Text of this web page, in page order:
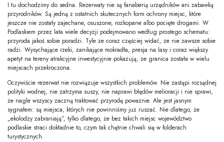
I tu dochodzimy do sedna. Rezerwaty nie są fanaberią urzędników ani zabawką
przyrodników. Są jedną z ostatnich skutecznych form ochrony miejsc, które
jeszcze nie zostały zajechane, osuszone, rozkopane albo pocięte drogami. W
Podlaskiem przez lata wiele decyzji podejmowano według prostego schematu:
przyroda jakoś sobie poradzi. Tyle że coraz częściej widać, że nie zawsze sobie
radzi. Wysychające rzeki, zanikające mokradła, presja na lasy i coraz większy
apetyt na tereny atrakcyjne inwestycyjnie pokazują, że granica została w wielu
miejscach przekroczona.
Oczywiście rezerwat nie rozwiązuje wszystkich problemów. Nie zastąpi rozsądnej
polityki wodnej, nie zatrzyma suszy, nie naprawi błędów melioracji i nie sprawi,
że nagle wszyscy zaczną traktować przyrodę poważnie. Ale jest jasnym
sygnałem: są miejsca, których nie powinniśmy już ruszać. Nie dlatego, że
„ekolodzy zabraniają”, tylko dlatego, że bez takich miejsc województwo
podlaskie straci dokładnie to, czym tak chętnie chwali się w folderach
turystycznych.